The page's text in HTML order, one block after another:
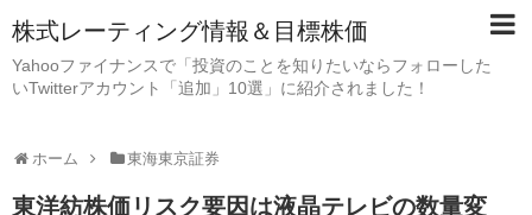
株式レーティング情報＆目標株価
Yahooファイナンスで「投資のことを知りたいならフォローした
いTwitterアカウント「追加」10選」に紹介されました！
ホーム 東海東京証券
東洋紡株価リスク要因は液晶テレビの数量変